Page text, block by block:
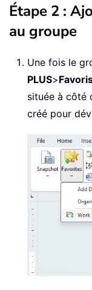
Étape 2 :
au groupe
Une fois le
PLUS>
située à côté
créé pour